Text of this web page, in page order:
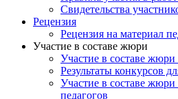
Свидетельства
Рецензия
Рецензия на материал
Участие в составе жюри
Участие в составе жюри
Результаты конкурсов
Участие в составе жюри
педагогов